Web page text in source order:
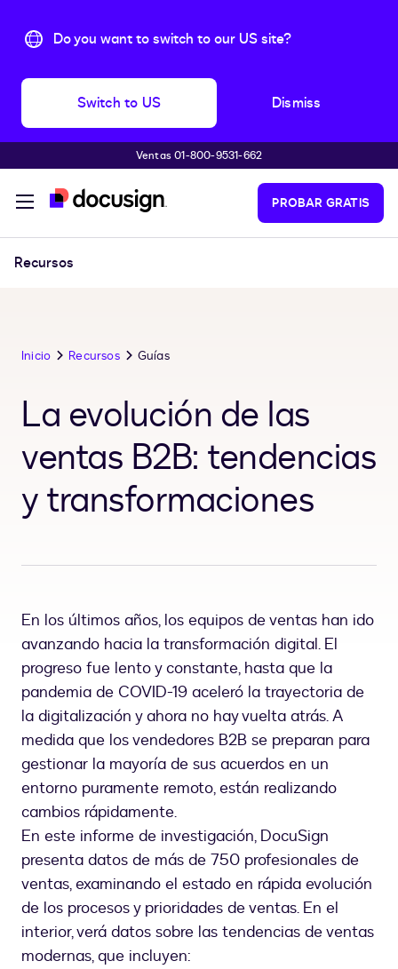
Do you want to switch to our US site?
Switch to US Dismiss
Accede al contenido principalVentas 01-800-9531-662
PROBAR GRATIS
Recursos
Inicio Recursos Guías
La evolución de las
ventas B2B: tendencias
y transformaciones
En los últimos años, los equipos de ventas han ido
avanzando hacia la transformación digital. El
progreso fue lento y constante, hasta que la
pandemia de COVID-19 aceleró la trayectoria de
la digitalización y ahora no hay vuelta atrás. A
medida que los vendedores B2B se preparan para
gestionar la mayoría de sus acuerdos en un
entorno puramente remoto, están realizando
cambios rápidamente.
En este informe de investigación, DocuSign
presenta datos de más de 750 profesionales de
ventas, examinando el estado en rápida evolución
de los procesos y prioridades de ventas. En el
interior, verá datos sobre las tendencias de ventas
modernas, que incluyen: